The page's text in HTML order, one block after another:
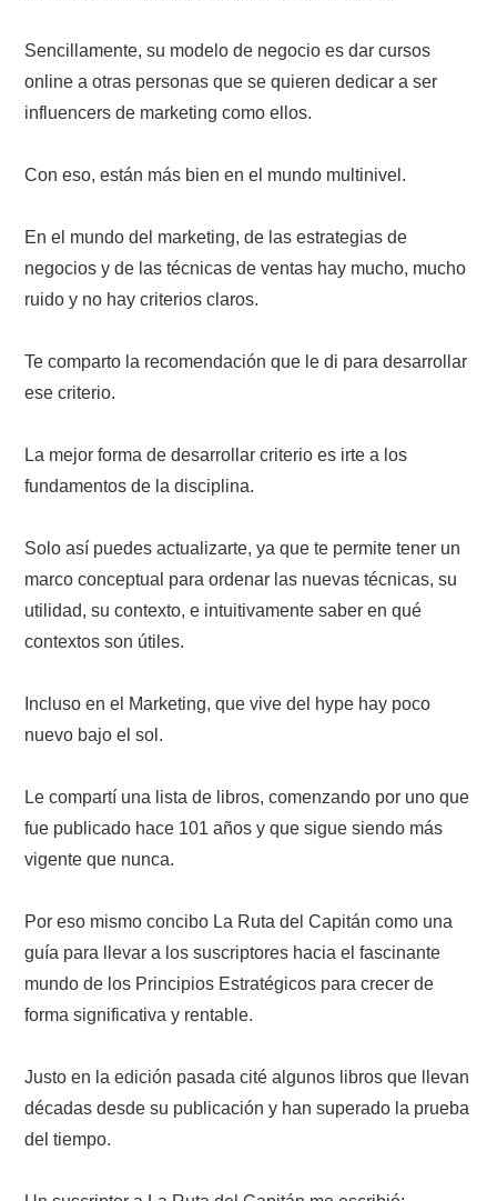
Sencillamente, su modelo de negocio es dar cursos
online a otras personas que se quieren dedicar a ser
influencers de marketing como ellos.
Con eso, están más bien en el mundo multinivel.
En el mundo del marketing, de las estrategias de
negocios y de las técnicas de ventas hay mucho, mucho
ruido y no hay criterios claros.
Te comparto la recomendación que le di para desarrollar
ese criterio.
La mejor forma de desarrollar criterio es irte a los
fundamentos de la disciplina.
Solo así puedes actualizarte, ya que te permite tener un
marco conceptual para ordenar las nuevas técnicas, su
utilidad, su contexto, e intuitivamente saber en qué
contextos son útiles.
Incluso en el Marketing, que vive del hype hay poco
nuevo bajo el sol.
Le compartí una lista de libros, comenzando por uno que
fue publicado hace 101 años y que sigue siendo más
vigente que nunca.
Por eso mismo concibo La Ruta del Capitán como una
guía para llevar a los suscriptores hacia el fascinante
mundo de los Principios Estratégicos para crecer de
forma significativa y rentable.
Justo en la edición pasada cité algunos libros que llevan
décadas desde su publicación y han superado la prueba
del tiempo.